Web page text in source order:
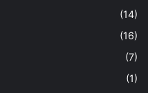
(14)
(16)
(7)
(1)